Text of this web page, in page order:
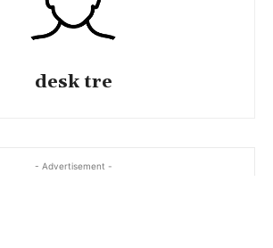
desk tre
- Advertisement -